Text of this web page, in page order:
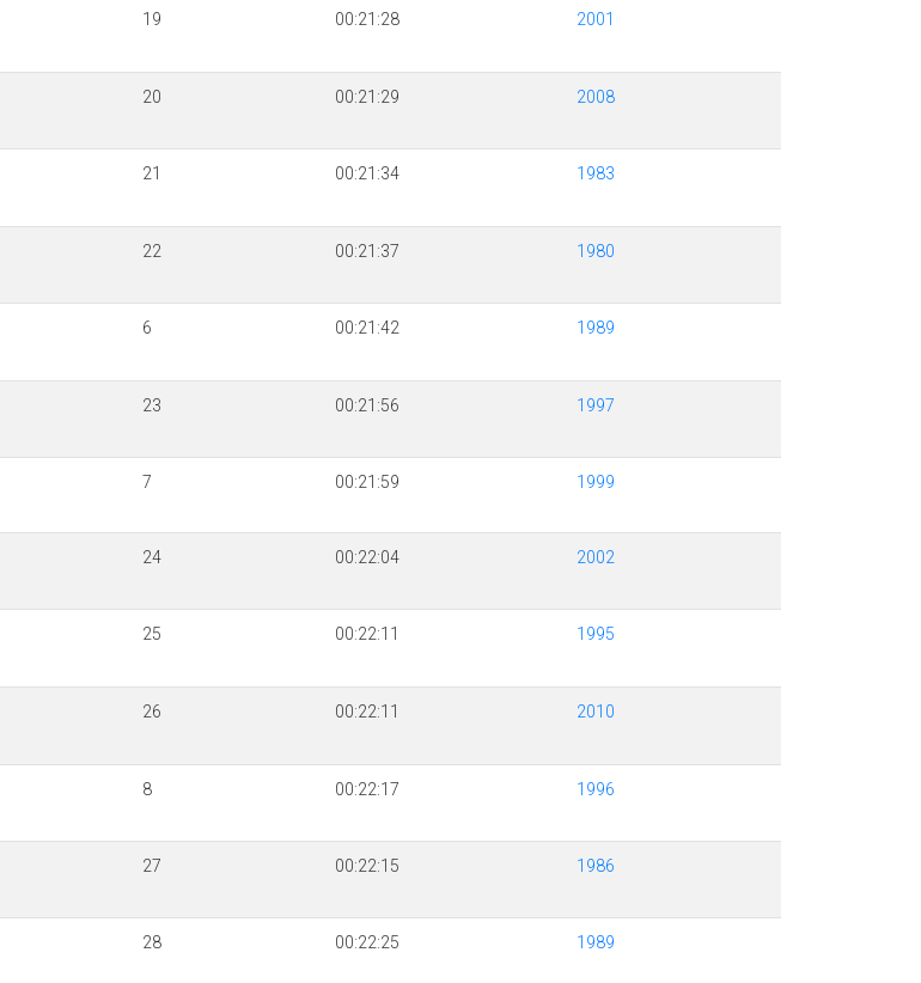
19 00:21:28 2001
20 00:21:29 2008
21 00:21:34 1983
22 00:21:37 1980
6 00:21:42 1989
23 00:21:56 1997
7 00:21:59 1999
24 00:22:04 2002
25 00:22:11 1995
26 00:22:11 2010
8 00:22:17 1996
27 00:22:15 1986
28 00:22:25 1989